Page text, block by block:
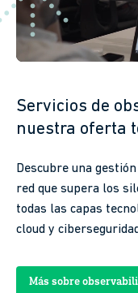
Servicios de
nuestra oferta
Descubre una
red que supera los
todas las capas
cloud y
Más sobre